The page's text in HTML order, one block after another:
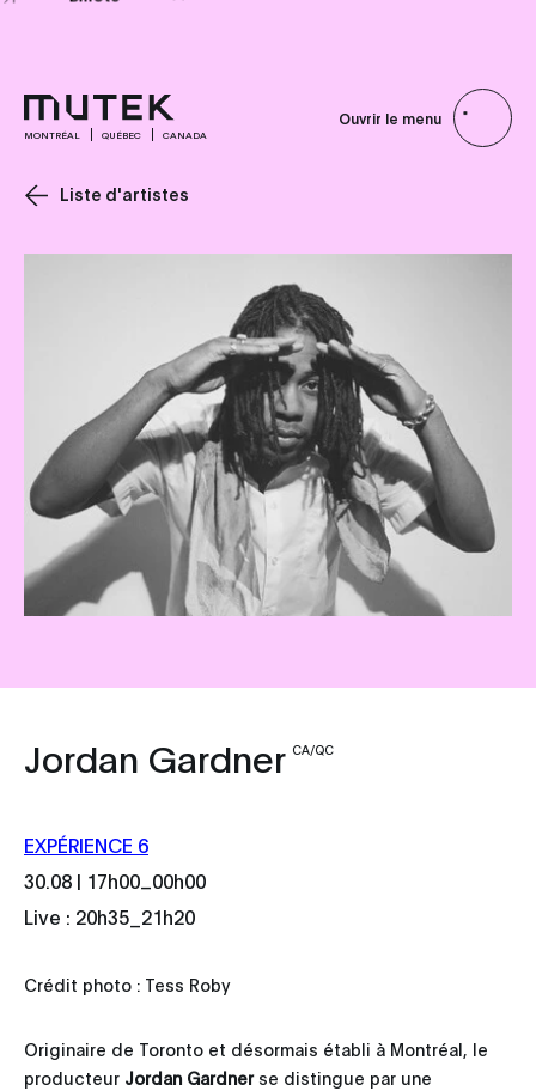
MONTRÉAL QUÉBEC CANADA
Ouvrir le menu
Liste d'artistes
Jordan Gardner CA/QC
EXPÉRIENCE 6
30.08 | 17h00 00h00
Live : 20h35_21h20
Crédit photo : Tess Roby
Originaire de Toronto et désormais établi à Montréal, le
producteur Jordan Gardnerse distingue par une